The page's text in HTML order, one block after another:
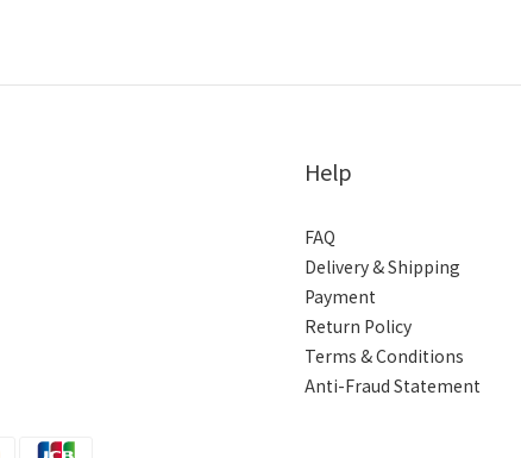
Help
FAQ
Delivery & Shipping
Payment
Return Policy
Terms & Conditions
Anti-Fraud Statement